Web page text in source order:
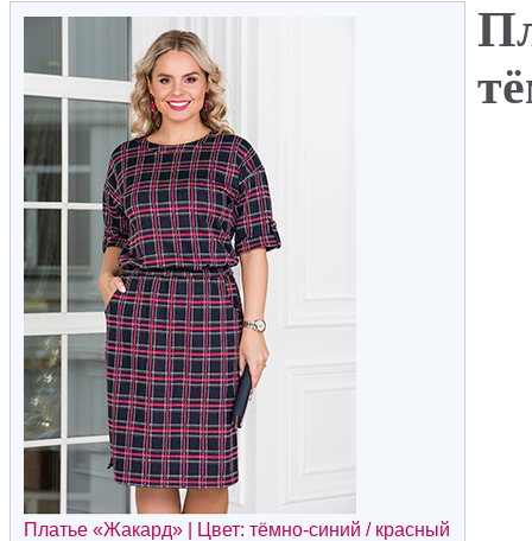
Платье «Жакард» | Цвет: тёмно-синий / красный